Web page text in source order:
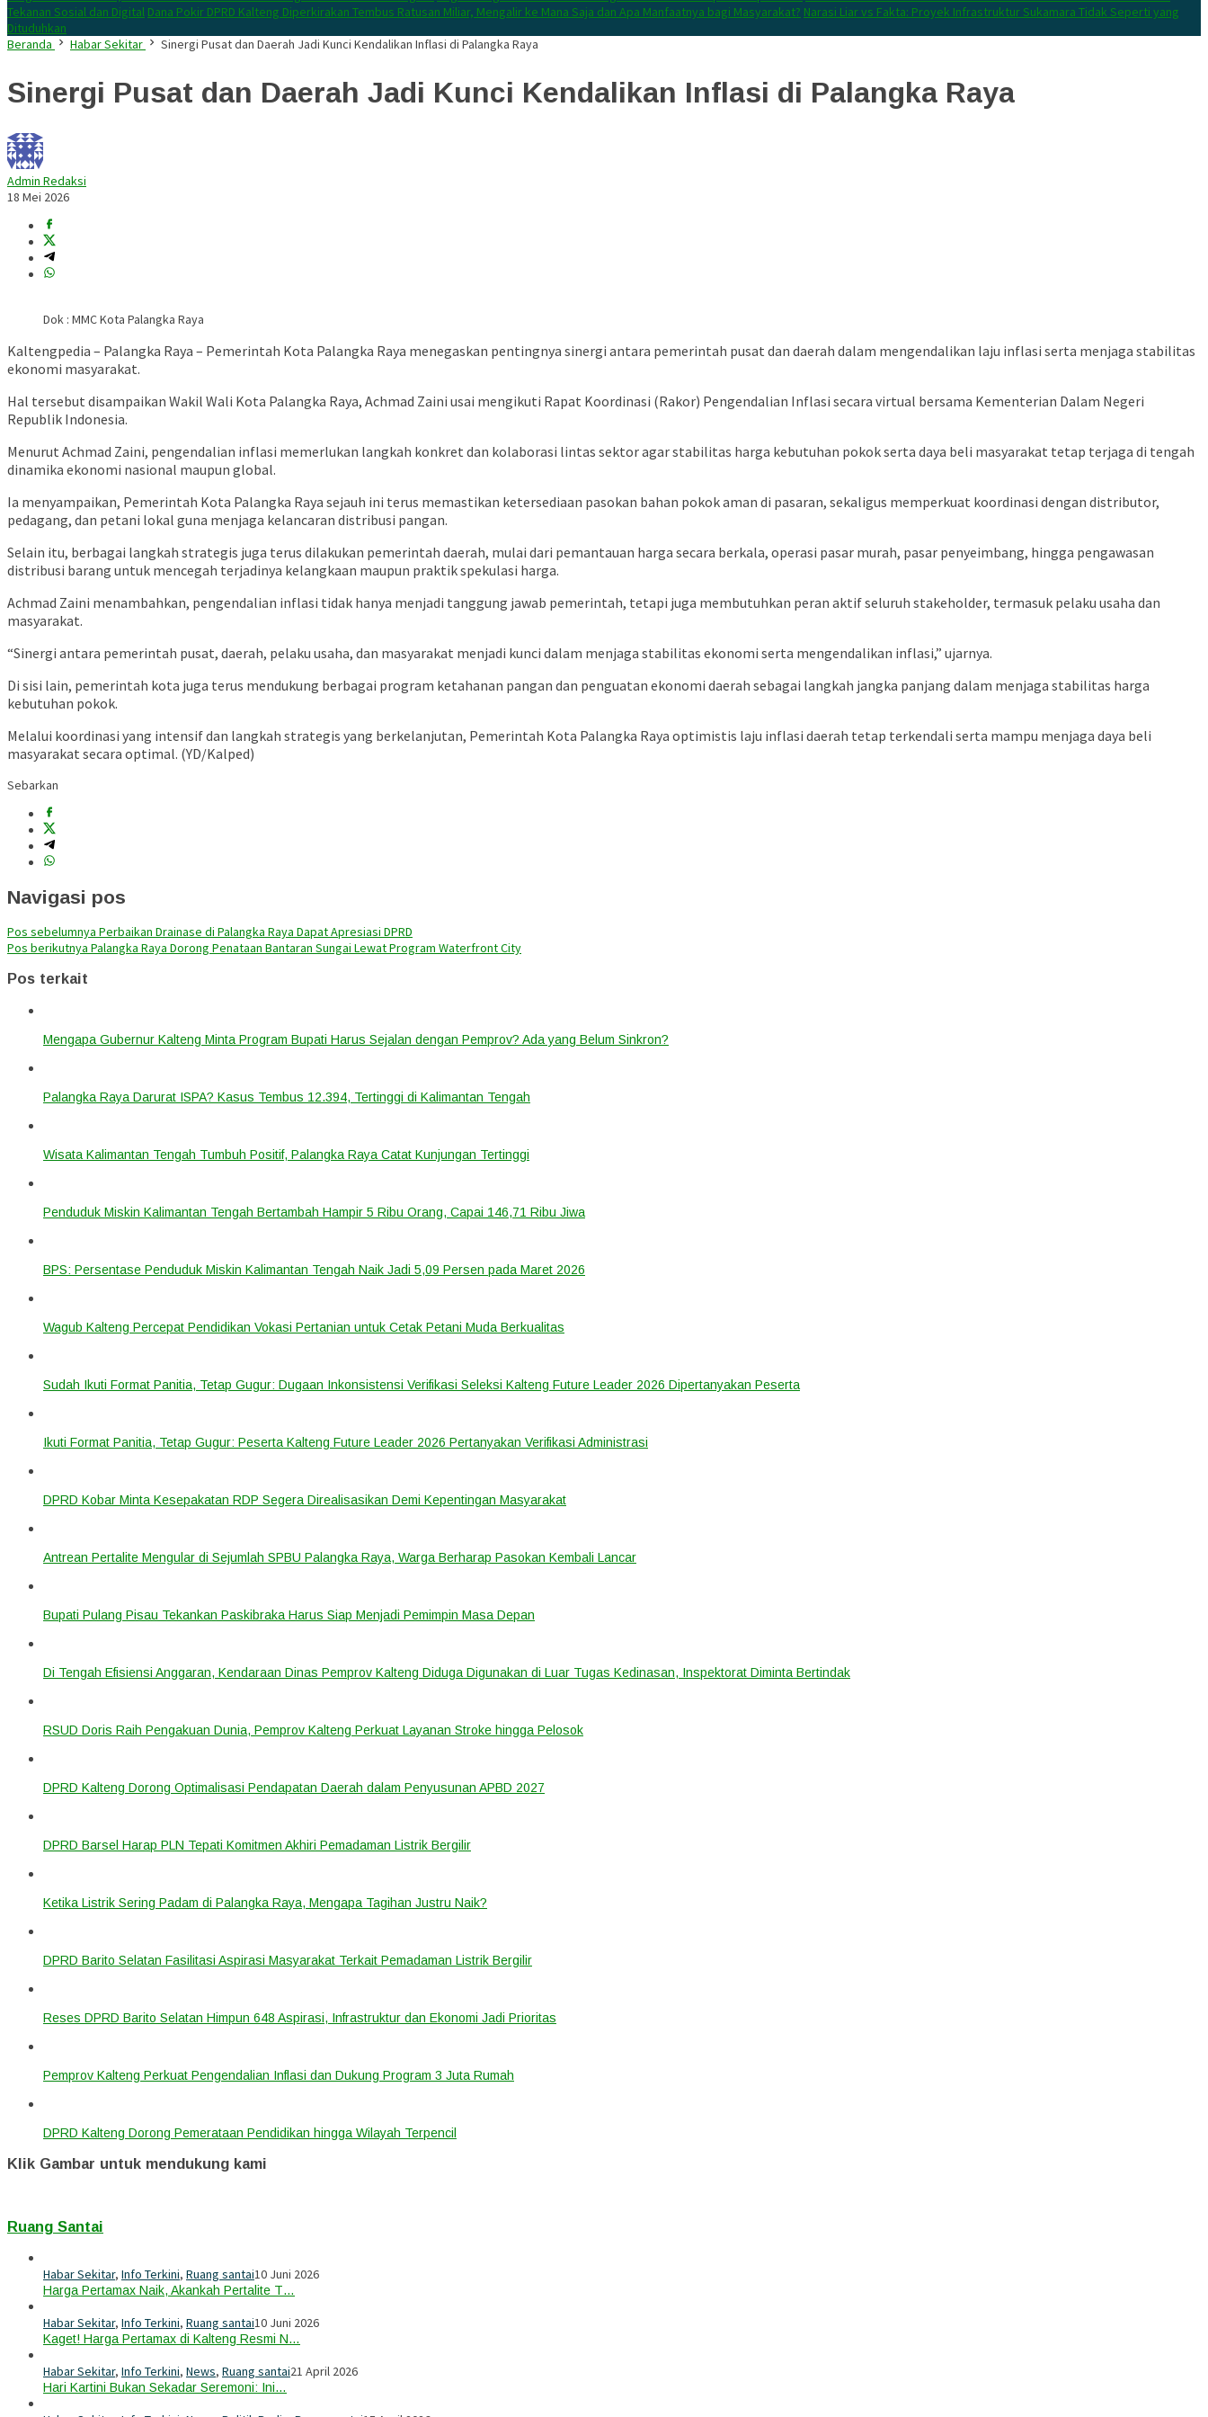
Tekanan Sosial dan Digital Dana Pokir DPRD Kalteng Diperkirakan Tembus Ratusan Miliar, Mengalir ke Mana Saja dan Apa Manfaatnya bagi Masyarakat? Narasi Liar vs Fakta: Proyek Infrastruktur Sukamara Tidak Seperti yang
Dituduhkan
Beranda
Habar Sekitar Sinergi Pusat dan Daerah Jadi Kunci Kendalikan Inflasi di Palangka Raya
Sinergi Pusat dan Daerah Jadi Kunci Kendalikan Inflasi di Palangka Raya
Admin Redaksi
18 Mei 2026
Dok : MMC Kota Palangka Raya
Kaltengpedia – Palangka Raya – Pemerintah Kota Palangka Raya menegaskan pentingnya sinergi antara pemerintah pusat dan daerah dalam mengendalikan laju inflasi serta menjaga stabilitas
ekonomi masyarakat.
Hal tersebut disampaikan Wakil Wali Kota Palangka Raya, Achmad Zaini usai mengikuti Rapat Koordinasi (Rakor) Pengendalian Inflasi secara virtual bersama Kementerian Dalam Negeri
Republik Indonesia.
Menurut Achmad Zaini, pengendalian inflasi memerlukan langkah konkret dan kolaborasi lintas sektor agar stabilitas harga kebutuhan pokok serta daya beli masyarakat tetap terjaga di tengah
dinamika ekonomi nasional maupun global.
Ia menyampaikan, Pemerintah Kota Palangka Raya sejauh ini terus memastikan ketersediaan pasokan bahan pokok aman di pasaran, sekaligus memperkuat koordinasi dengan distributor,
pedagang, dan petani lokal guna menjaga kelancaran distribusi pangan.
Selain itu, berbagai langkah strategis juga terus dilakukan pemerintah daerah, mulai dari pemantauan harga secara berkala, operasi pasar murah, pasar penyeimbang, hingga pengawasan
distribusi barang untuk mencegah terjadinya kelangkaan maupun praktik spekulasi harga.
Achmad Zaini menambahkan, pengendalian inflasi tidak hanya menjadi tanggung jawab pemerintah, tetapi juga membutuhkan peran aktif seluruh stakeholder, termasuk pelaku usaha dan
masyarakat.
“Sinergi antara pemerintah pusat, daerah, pelaku usaha, dan masyarakat menjadi kunci dalam menjaga stabilitas ekonomi serta mengendalikan inflasi,” ujarnya.
Di sisi lain, pemerintah kota juga terus mendukung berbagai program ketahanan pangan dan penguatan ekonomi daerah sebagai langkah jangka panjang dalam menjaga stabilitas harga
kebutuhan pokok.
Melalui koordinasi yang intensif dan langkah strategis yang berkelanjutan, Pemerintah Kota Palangka Raya optimistis laju inflasi daerah tetap terkendali serta mampu menjaga daya beli
masyarakat secara optimal. (YD/Kalped)
Sebarkan
Navigasi pos
Pos sebelumnya Perbaikan Drainase di Palangka Raya Dapat Apresiasi DPRD
Pos berikutnya Palangka Raya Dorong Penataan Bantaran Sungai Lewat Program Waterfront City
Pos terkait
Mengapa Gubernur Kalteng Minta Program Bupati Harus Sejalan dengan Pemprov? Ada yang Belum Sinkron?
Palangka Raya Darurat ISPA? Kasus Tembus 12.394, Tertinggi di Kalimantan Tengah
Wisata Kalimantan Tengah Tumbuh Positif, Palangka Raya Catat Kunjungan Tertinggi
Penduduk Miskin Kalimantan Tengah Bertambah Hampir 5 Ribu Orang, Capai 146,71 Ribu Jiwa
BPS: Persentase Penduduk Miskin Kalimantan Tengah Naik Jadi 5,09 Persen pada Maret 2026
Wagub Kalteng Percepat Pendidikan Vokasi Pertanian untuk Cetak Petani Muda Berkualitas
Sudah Ikuti Format Panitia, Tetap Gugur: Dugaan Inkonsistensi Verifikasi Seleksi Kalteng Future Leader 2026 Dipertanyakan Peserta
Ikuti Format Panitia, Tetap Gugur: Peserta Kalteng Future Leader 2026 Pertanyakan Verifikasi Administrasi
DPRD Kobar Minta Kesepakatan RDP Segera Direalisasikan Demi Kepentingan Masyarakat
Antrean Pertalite Mengular di Sejumlah SPBU Palangka Raya, Warga Berharap Pasokan Kembali Lancar
Bupati Pulang Pisau Tekankan Paskibraka Harus Siap Menjadi Pemimpin Masa Depan
Di Tengah Efisiensi Anggaran, Kendaraan Dinas Pemprov Kalteng Diduga Digunakan di Luar Tugas Kedinasan, Inspektorat Diminta Bertindak
RSUD Doris Raih Pengakuan Dunia, Pemprov Kalteng Perkuat Layanan Stroke hingga Pelosok
DPRD Kalteng Dorong Optimalisasi Pendapatan Daerah dalam Penyusunan APBD 2027
DPRD Barsel Harap PLN Tepati Komitmen Akhiri Pemadaman Listrik Bergilir
Ketika Listrik Sering Padam di Palangka Raya, Mengapa Tagihan Justru Naik?
DPRD Barito Selatan Fasilitasi Aspirasi Masyarakat Terkait Pemadaman Listrik Bergilir
Reses DPRD Barito Selatan Himpun 648 Aspirasi, Infrastruktur dan Ekonomi Jadi Prioritas
Pemprov Kalteng Perkuat Pengendalian Inflasi dan Dukung Program 3 Juta Rumah
DPRD Kalteng Dorong Pemerataan Pendidikan hingga Wilayah Terpencil
Klik Gambar untuk mendukung kami
Ruang Santai
Habar Sekitar, Info Terkini, Ruang santai10 Juni 2026
Harga Pertamax Naik, Akankah Pertalite T…
Habar Sekitar, Info Terkini, Ruang santai10 Juni 2026
Kaget! Harga Pertamax di Kalteng Resmi N…
Habar Sekitar, Info Terkini, News, Ruang santai21 April 2026
Hari Kartini Bukan Sekadar Seremoni: Ini…